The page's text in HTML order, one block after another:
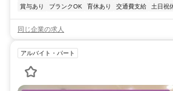
賞与あり
ブランクOK 育休あり 交通費支給 土日祝
同じ企業の求人
アルバイト・パート